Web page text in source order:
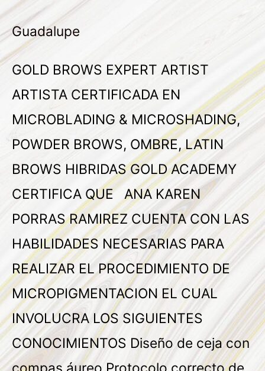
Guadalupe
GOLD BROWS EXPERT ARTIST
ARTISTA CERTIFICADA EN
MICROBLADING & MICROSHADING,
POWDER BROWS, OMBRE, LATIN
BROWS HIBRIDAS GOLD ACADEMY
CERTIFICA QUE ANA KAREN
PORRAS RAMIREZ CUENTA CON LAS
HABILIDADES NECESARIAS PARA
REALIZAR EL PROCEDIMIENTO DE
MICROPIGMENTACION EL CUAL
INVOLUCRA LOS SIGUIENTES
CONOCIMIENTOS Diseño de ceja con